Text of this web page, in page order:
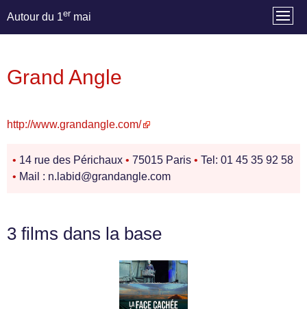
Autour du 1er mai
Grand Angle
http://www.grandangle.com/
• 14 rue des Périchaux • 75015 Paris • Tel: 01 45 35 92 58
• Mail : n.labid@grandangle.com
3 films dans la base